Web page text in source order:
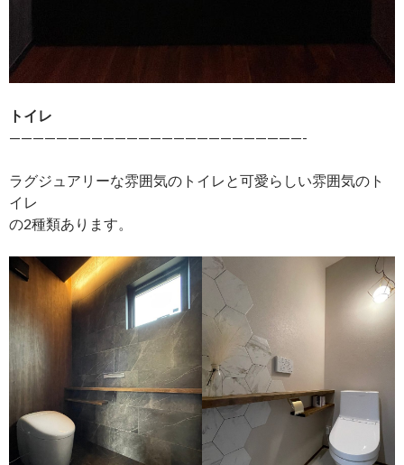
トイレ
—————————————————————————-
ラグジュアリーな雰囲気のトイレと可愛らしい雰囲気のト
イレ
の2種類あります。